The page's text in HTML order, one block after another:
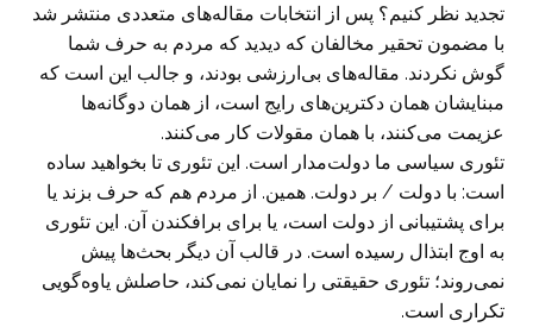
تجدید نظر کنیم؟ پس از انتخابات مقاله‌های متعددی منتشر شد
با مضمون تحقیر مخالفان که دیدید که مردم به حرف شما
گوش نکردند. مقاله‌های بی‌ارزشی بودند، و جالب این است که
مبنایشان همان دکترین‌های رایج است، از همان دوگانه‌ها
عزیمت می‌کنند، با همان مقولات کار می‌کنند.
تئوری سیاسی ما دولت‌مدار است. این تئوری تا بخواهید ساده
است: با دولت / بر دولت. همین. از مردم هم که حرف بزند یا
برای پشتیبانی از دولت است، یا برای برافکندن آن. این تئوری
به اوج ابتذال رسیده است. در قالب آن دیگر بحث‌ها پیش
نمی‌روند؛ تئوری حقیقتی را نمایان نمی‌کند، حاصلش یاوه‌گویی
تکراری است.